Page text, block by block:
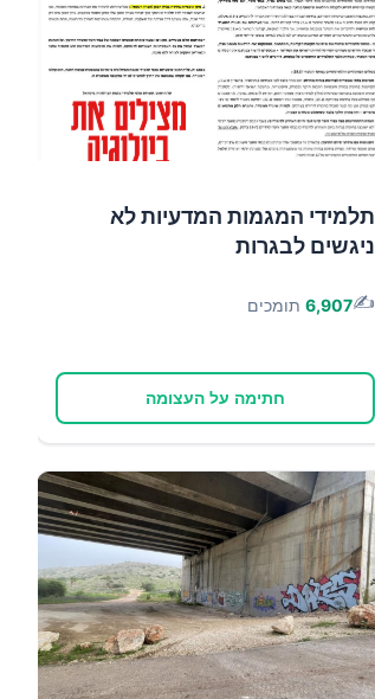
תלמידי המגמות המדעיות לא
ניגשים לבגרות
✍️
6,907 תומכים
חתימה על העצומה